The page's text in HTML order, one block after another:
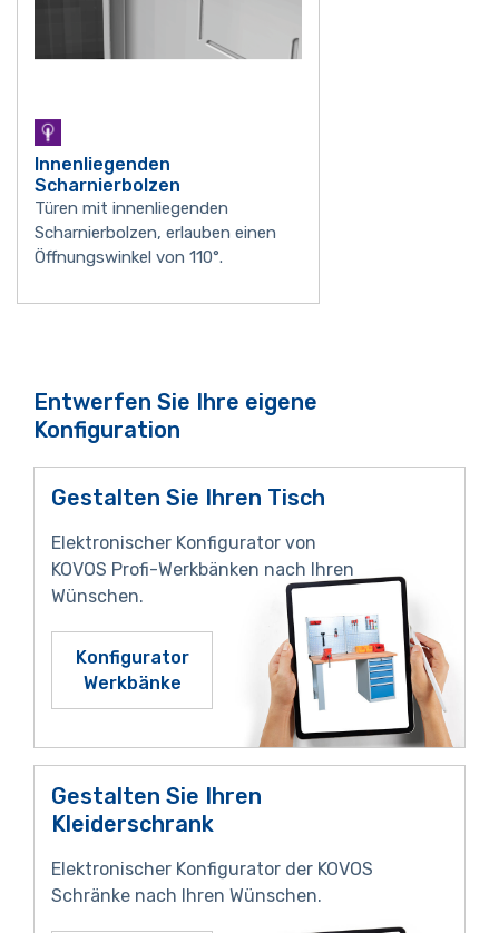
Innenliegenden
Scharnierbolzen
Türen mit innenliegenden
Scharnierbolzen, erlauben einen
Öffnungswinkel von 110°.
Entwerfen Sie Ihre eigene
Konfiguration
Gestalten Sie Ihren Tisch
Elektronischer Konfigurator von
KOVOS Profi-Werkbänken nach Ihren
Wünschen.
Konfigurator
Werkbänke
Gestalten Sie Ihren
Kleiderschrank
Elektronischer Konfigurator der KOVOS
Schränke nach Ihren Wünschen.